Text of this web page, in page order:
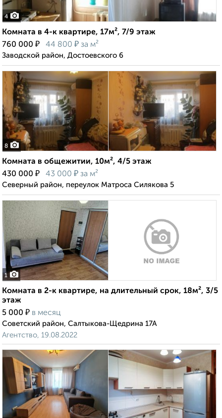
4
Комната в 4-к квартире, 17м², 7/9 этаж
760 000 ₽ 44 800 ₽ за м²
Заводской район, Достоевского 6
8
Комната в общежитии, 10м², 4/5 этаж
430 000 ₽ 43 000 ₽ за м²
Северный район, переулок Матроса Силякова 5
1
Комната в 2-к квартире, на длительный срок, 18м², 3/5
этаж
5 000 ₽ в месяц
Советский район, Салтыкова-Щедрина 17А
Агентство, 19.08.2022